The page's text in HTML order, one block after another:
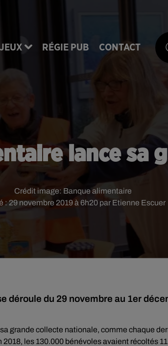
JEUX RÉGIE PUB CONTACT
lance sa
: 29 novembre 2019 à 6h20 par Etienne Escuer
Crédit image: Banque alimentaire
déroule du 29 novembre au 1er
grande collecte nationale, comme chaque
les 130.000 bénévoles avaient récoltés